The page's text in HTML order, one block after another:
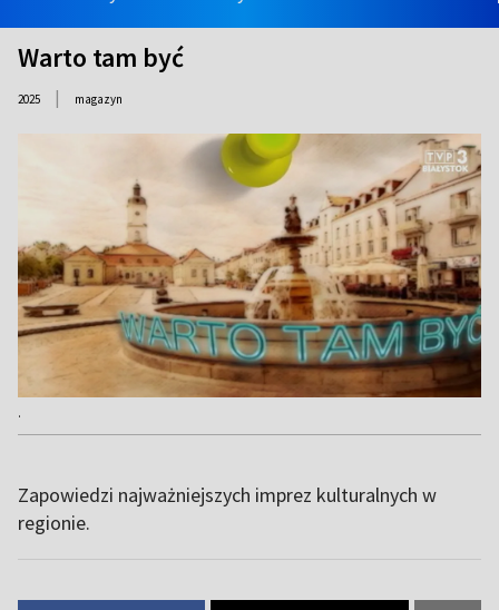
Warto tam być
2025 | magazyn
.
Zapowiedzi najważniejszych imprez kulturalnych w
regionie.